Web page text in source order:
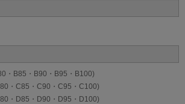
・B85・B90・B95・B100)
・C85・C90・C95・C100)
・D85・D90・D95・D100)